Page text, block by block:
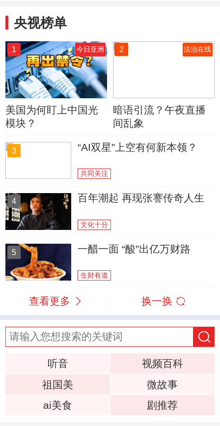
央视榜单
1 今日亚洲
美国为何盯上中国光
模块？
2 法治在线
暗语引流？午夜直播
间乱象
3 “AI双星”上空有何新本领？
共同关注
4 百年潮起 再现张謇传奇人生
文化十分
5 一醋一面 “酸”出亿万财路
生财有道
查看更多 换一换
听音
视频百科
祖国美
微故事
ai美食
剧推荐